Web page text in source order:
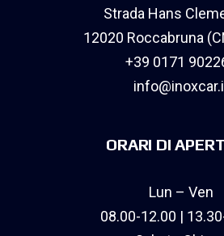
Strada Hans
12020 Roccabruna
+39 0171
ORARI DI
Lun – Ven
08.00-12.00 |